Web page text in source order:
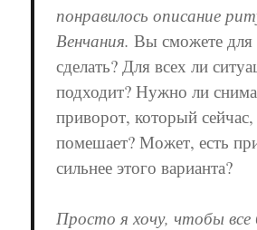
понравилось описание
Венчания.Вы сможете для
сделать? Для всех ли
подходит? Нужно ли
приворот, который
помешает? Может, есть
сильнее этого варианта?
Просто я хочу, чтобы все